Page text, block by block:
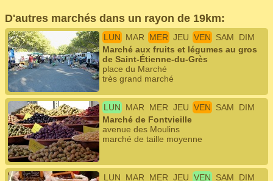
D'autres marchés dans un rayon de 19km:
LUN MAR MER JEU VEN SAM
DIM
Marché aux fruits et légumes au gros
de Saint-Étienne-du-Grès
place du Marché
très grand marché
LUN MAR MER JEU VEN SAM
DIM
Marché de Fontvieille
avenue des Moulins
marché de taille moyenne
LUN MAR MER JEU VEN SAM DIM